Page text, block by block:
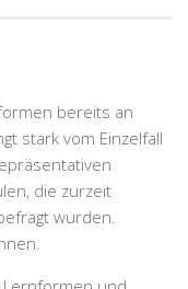
bereits an
stark vom Einzelfall
die zurzeit
wurden.